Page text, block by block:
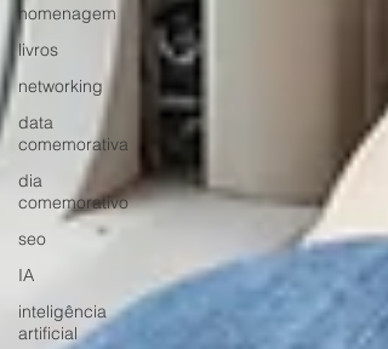
homenagem
livros
networking
data
comemorativa
dia
comemorativo
seo
IA
inteligência
artificial